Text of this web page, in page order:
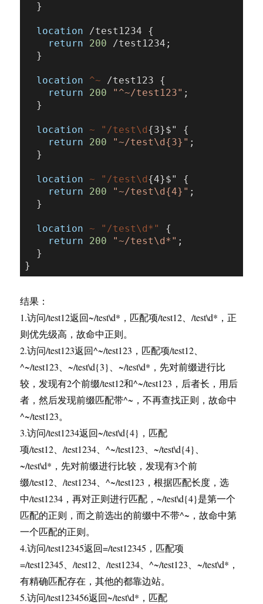
location /test1234 {
return
200 /test1234;
location ^~ /test123 {
return
200 "^~/test123" ;
location ~ "/test\d{3}$" {
return
200 "~/test\d{3}" ;
location ~ "/test\d{4}$" {
return
200 "~/test\d{4}" ;
location ~ "/test\d*"
{
return
200 "~/test\d*" ;
结果：
1.访问/test12返回~/test\d*，匹配项/test12、/test\d*，正
则优先级高，故命中正则。
2.访问/test123返回^~/test123，匹配项/test12、
^~/test123、~/test\d{3}、~/test\d*，先对前缀进行比
较，发现有2个前缀/test12和^~/test123，后者长，用后
者，然后发现前缀匹配带^~，不再查找正则，故命中
^~/test123。
3.访问/test1234返回~/test\d{4}，匹配
项/test12、/test1234、^~/test123、~/test\d{4}、
~/test\d*，先对前缀进行比较，发现有3个前
缀/test12、/test1234、^~/test123，根据匹配长度，选
中/test1234，再对正则进行匹配，~/test\d{4}是第一个
匹配的正则，而之前选出的前缀中不带^~，故命中第
一个匹配的正则。
4.访问/test12345返回=/test12345，匹配项
=/test12345、/test12、/test1234、^~/test123、~/test\d*，
有精确匹配存在，其他的都靠边站。
5.访问/test123456返回~/test\d*，匹配